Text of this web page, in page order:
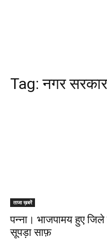
Tag:नगर सरकार
ताजा ख़बरें
पन्ना। भाजपामय हुए
सूपड़ा साफ़